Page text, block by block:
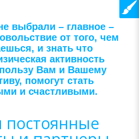
выбрали – главное –
от того, чем
и знать что
активность
Вам и Вашему
помогут стать
и счастливыми.